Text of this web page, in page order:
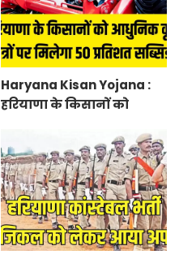
Haryana Kisan Yojana :
हरियाणा के किसानों को
50 प्रतिशत सब्सिडी, फटाफट
करें आवेदन